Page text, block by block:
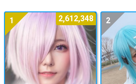
1 2,612,348 2